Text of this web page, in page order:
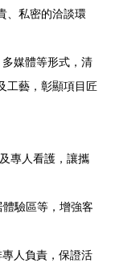
、私密的洽談環
媒體等形式，清
工藝，彰顯項目匠
專人看護，讓攜
驗區等，增強客
人負責，保證活